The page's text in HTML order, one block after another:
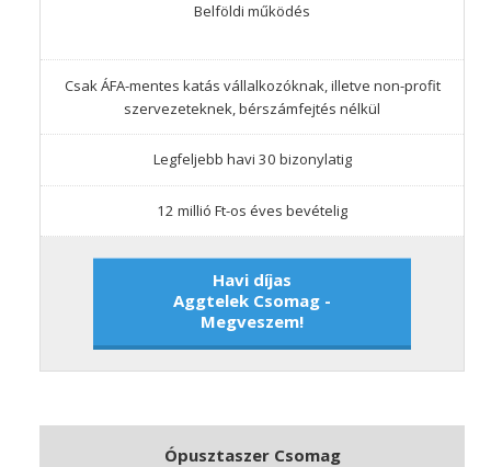
Belföldi működés
Csak ÁFA-mentes katás vállalkozóknak, illetve non-profit
szervezeteknek, bérszámfejtés nélkül
Legfeljebb havi 30 bizonylatig
12 millió Ft-os éves bevételig
Havi díjas
Aggtelek Csomag -
Megveszem!
Ópusztaszer Csomag